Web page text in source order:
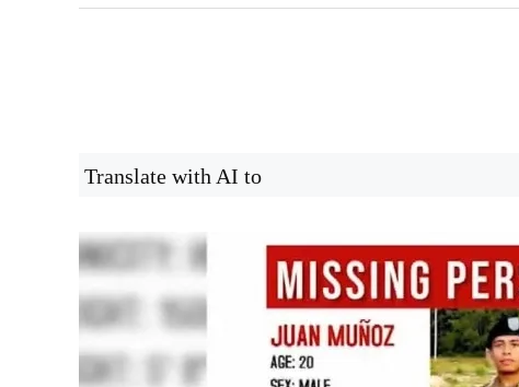
Translate with AI to